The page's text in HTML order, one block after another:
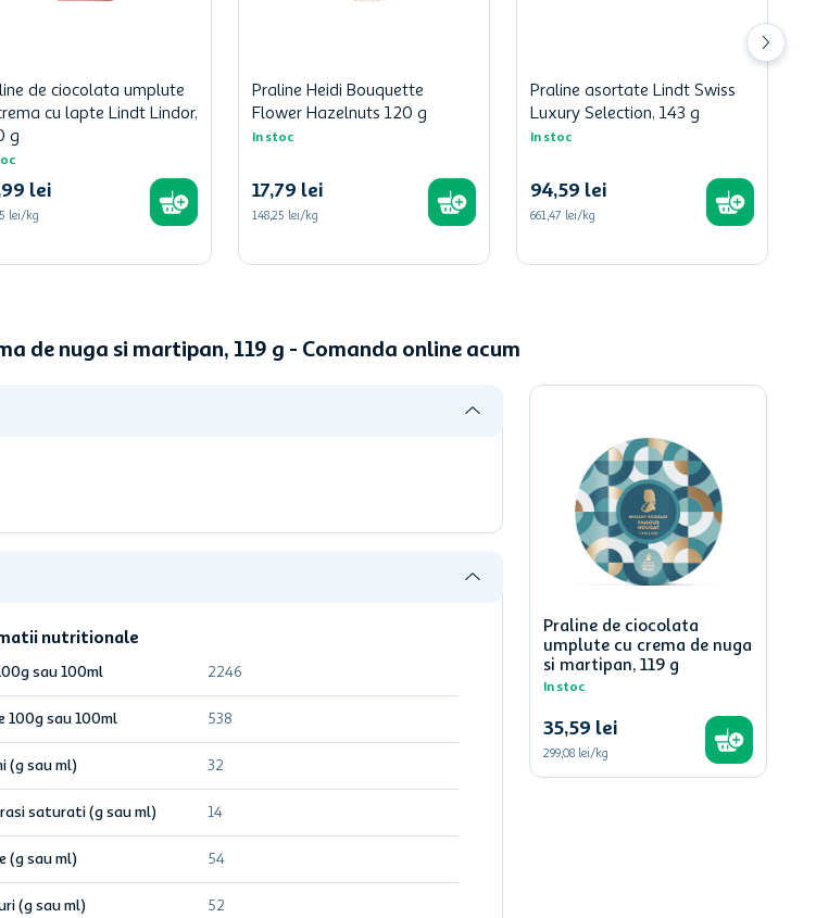
de ciocolata umplute
cu lapte Lindt Lindor,
g
99 lei
lei/kg
Praline Heidi Bouquette
Flower Hazelnuts 120 g
In stoc
17,79 lei
148,25 lei/kg
Praline asortate Lindt Swiss
Luxury Selection, 143 g
In stoc
94,59 lei
661,47 lei/kg
de nuga si martipan, 119 g - Comanda online acum
nutritionale
sau 100ml 2246
100g sau 100ml 538
(g sau ml) 32
saturati (g sau ml) 14
(g sau ml) 54
(g sau ml) 52
Praline de ciocolata
umplute cu crema de nuga
si martipan, 119 g
In stoc
35,59 lei
299,08 lei/kg